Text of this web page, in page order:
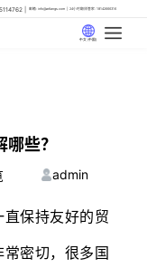
邮箱: info@artlangs.com 24小时翻译管家: 18142666316
中文 (中国)
些？
admin
保持友好的贸
密切，很多国